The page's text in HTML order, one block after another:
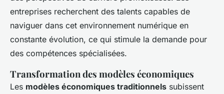
entreprises recherchent des talents capables de
naviguer dans cet environnement numérique en
constante évolution, ce qui stimule la demande pour
des compétences spécialisées.
Transformation des modèles économiques
Les modèles économiques traditionnels subissent